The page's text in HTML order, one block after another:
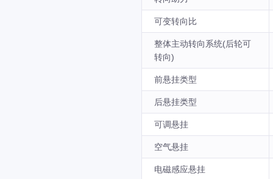
可变转向比
整体主动转向系统(后轮可
转向)
前悬挂类型
后悬挂类型
可调悬挂
空气悬挂
电磁感应悬挂